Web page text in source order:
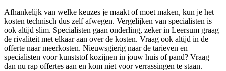
Afhankelijk van welke keuzes je maakt of moet maken, kun je het
kosten technisch dus zelf afwegen. Vergelijken van specialisten is
ook altijd slim. Specialisten gaan onderling, zeker in Leersum graag
de rivaliteit met elkaar aan over de kosten. Vraag ook altijd in de
offerte naar meerkosten. Nieuwsgierig naar de tarieven en
specialisten voor kunststof kozijnen in jouw huis of pand? Vraag
dan nu rap offertes aan en kom niet voor verrassingen te staan.